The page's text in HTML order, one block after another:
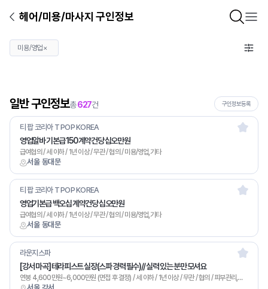
헤어/미용/마사지 구인정보
미용/영업×
일반 구인정보총627건 구인정보등록
서울 동대문
티 팝 코리아 T POP KOREA
영업알바 기본급 150 계약건당 십오만원
급여협의 / 세 이하 / 1년 이상 / 무관 / 협의 / 미용/영업,기타
서울 동대문
티 팝 코리아 T POP KOREA
영업기본급 백오십 계약건당 십오만원
급여협의 / 세 이하 / 1년 이상 / 무관 / 협의 / 미용/영업,기타
라운지스파
[강서 마곡] 테라피스트 실장(스파 경력 필수)// 실력 있는 분만 모셔요
연봉 4,600만원~6,000만원 (면접 후 결정) / 세 이하 / 1년 이상 / 무관 / 협의 / 피부관리,미용/영업,기타